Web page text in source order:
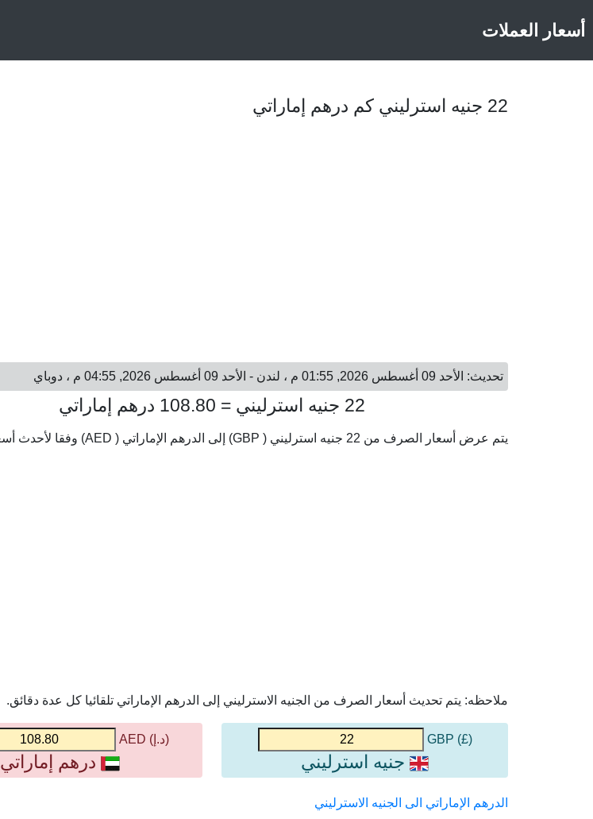
أسعار العملات
22 جنيه استرليني كم درهم إماراتي
تحديث: الأحد 09 أغسطس 2026, 01:55 م ، لندن - الأحد 09 أغسطس 2026, 04:55 م ، دوباي
22 جنيه استرليني = 108.80 درهم إماراتي
يتم عرض أسعار الصرف من 22 جنيه استرليني ( GBP) إلى الدرهم الإماراتي ( AED) وفقا لأحدث أسعار الصرف.
ملاحظه: يتم تحديث أسعار الصرف من الجنيه الاسترليني إلى الدرهم الإماراتي تلقائيا كل عدة دقائق.
(£) GBP
جنيه استرليني
(د.إ) AED
درهم إماراتي
الدرهم الإماراتي الى الجنيه الاسترليني